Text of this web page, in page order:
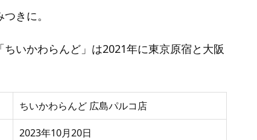
きに。
いかわらんど」は2021年に東京原宿と大阪
ちいかわらんど 広島パルコ店
2023年10月20日